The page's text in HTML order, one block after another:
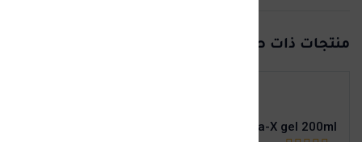
منتجات ذات صلة
Stera-X gel 200ml